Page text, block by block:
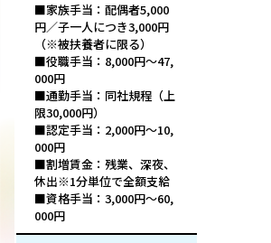
■家族手当：配偶者5,000
円／子一人につき3,000円
（※被扶養者に限る）
■役職手当：8,000円～47,
000円
■通勤手当：同社規程（上
限30,000円）
■認定手当：2,000円～10,
000円
■割増賃金：残業、深夜、
休出※1分単位で全額支給
■資格手当：3,000円～60,
000円